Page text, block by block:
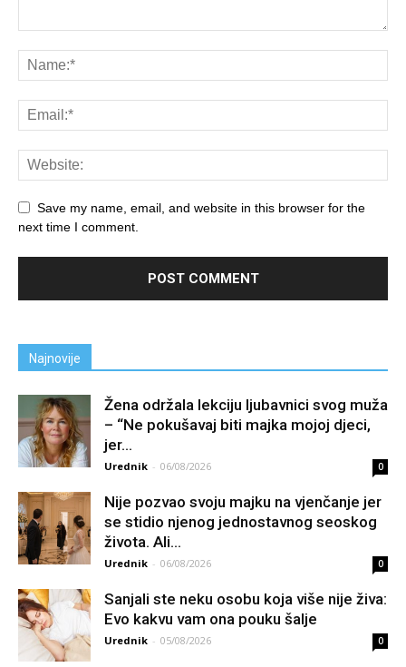
Save my name, email, and website in this browser for the
next time I comment.
Najnovije
Žena održala lekciju ljubavnici svog muža
– “Ne pokušavaj biti majka mojoj djeci,
jer...
Urednik - 06/08/2026 0
Nije pozvao svoju majku na vjenčanje jer
se stidio njenog jednostavnog seoskog
života. Ali...
Urednik - 06/08/2026 0
Sanjali ste neku osobu koja više nije živa:
Evo kakvu vam ona pouku šalje
Urednik - 05/08/2026 0